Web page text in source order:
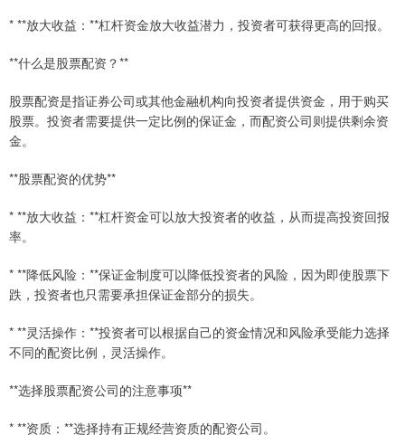
* **放大收益：**杠杆资金放大收益潜力，投资者可获得更高的回报。
**什么是股票配资？**
股票配资是指证券公司或其他金融机构向投资者提供资金，用于购买
股票。投资者需要提供一定比例的保证金，而配资公司则提供剩余资
金。
**股票配资的优势**
* **放大收益：**杠杆资金可以放大投资者的收益，从而提高投资回报
率。
* **降低风险：**保证金制度可以降低投资者的风险，因为即使股票下
跌，投资者也只需要承担保证金部分的损失。
* **灵活操作：**投资者可以根据自己的资金情况和风险承受能力选择
不同的配资比例，灵活操作。
**选择股票配资公司的注意事项**
* **资质：**选择持有正规经营资质的配资公司。